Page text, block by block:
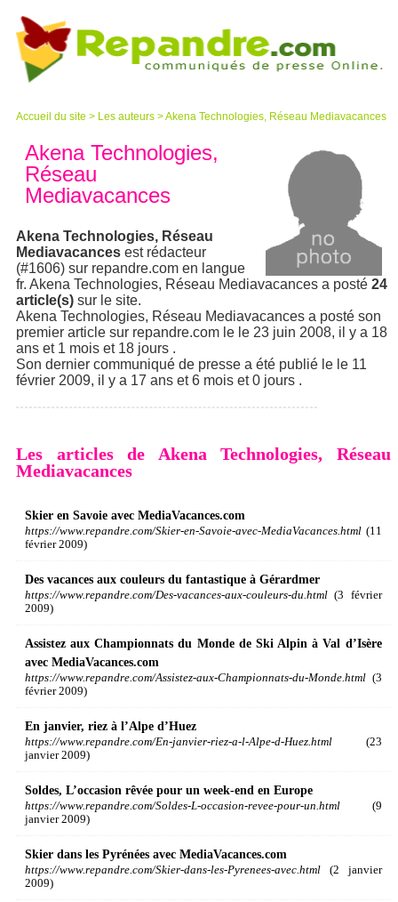
Accueil du site > Les auteurs >Akena Technologies, Réseau Mediavacances
Akena Technologies,
Réseau
Mediavacances
Akena Technologies, Réseau
Mediavacances est rédacteur
(#1606) sur repandre.com en langue
fr. Akena Technologies, Réseau Mediavacances a posté 24
article(s) sur le site.
Akena Technologies, Réseau Mediavacances a posté son
premier article sur repandre.com le le 23 juin 2008, il y a 18
ans et 1 mois et 18 jours .
Son dernier communiqué de presse a été publié le le 11
février 2009, il y a 17 ans et 6 mois et 0 jours .
Les articles de Akena Technologies, Réseau
Mediavacances
Skier en Savoie avec MediaVacances.com
https://www.repandre.com/Skier-en-Savoie-avec-MediaVacances.html (11
février 2009)
Des vacances aux couleurs du fantastique à Gérardmer
https://www.repandre.com/Des-vacances-aux-couleurs-du.html (3 février
2009)
Assistez aux Championnats du Monde de Ski Alpin à Val d’Isère
avec MediaVacances.com
https://www.repandre.com/Assistez-aux-Championnats-du-Monde.html (3
février 2009)
En janvier, riez à l’Alpe d’Huez
https://www.repandre.com/En-janvier-riez-a-l-Alpe-d-Huez.html (23
janvier 2009)
Soldes, L’occasion rêvée pour un week-end en Europe
https://www.repandre.com/Soldes-L-occasion-revee-pour-un.html (9
janvier 2009)
Skier dans les Pyrénées avec MediaVacances.com
https://www.repandre.com/Skier-dans-les-Pyrenees-avec.html (2 janvier
2009)